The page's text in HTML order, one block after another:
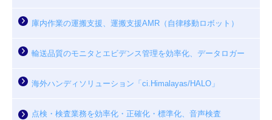
庫内作業の運搬支援、運搬支援AMR（自律移動ロボット）
輸送品質のモニタとエビデンス管理を効率化、データロガー
海外ハンディソリューション「ci.Himalayas/HALO」
点検・検査業務を効率化・正確化・標準化、音声検査